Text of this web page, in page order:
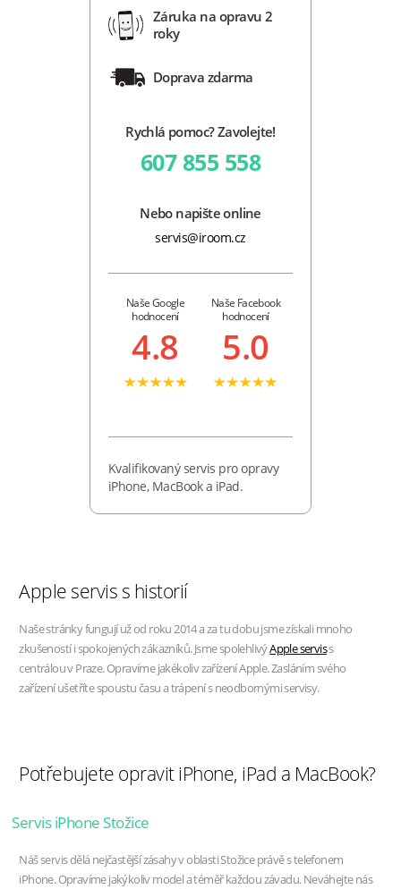
Záruka na opravu 2
roky
Doprava zdarma
Rychlá pomoc? Zavolejte!
607 855 558
Nebo napište online
servis@iroom.cz
Naše Google
hodnocení
4.8
Naše Facebook
hodnocení
5.0
Kvalifikovaný servis pro opravy
iPhone, MacBook a iPad.
Apple servis s historií
Naše stránky fungují už od roku 2014 a za tu dobu jsme získali mnoho
zkušeností i spokojených zákazníků. Jsme spolehlivýApple serviss
centrálou v Praze. Opravíme jakékoliv zařízení Apple. Zasláním svého
zařízení ušetříte spoustu času a trápení s neodbornými servisy.
Potřebujete opravit iPhone, iPad a MacBook?
Servis iPhone Stožice
Náš servis dělá nejčastější zásahy v oblasti Stožice právě s telefonem
iPhone. Opravíme jakýkoliv model a téměř každou závadu. Neváhejte nás